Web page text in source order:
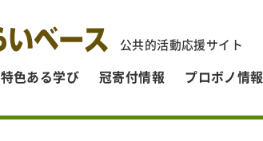
公共的活動応援サイト
特色ある学び 冠寄付情報 プロボノ情報